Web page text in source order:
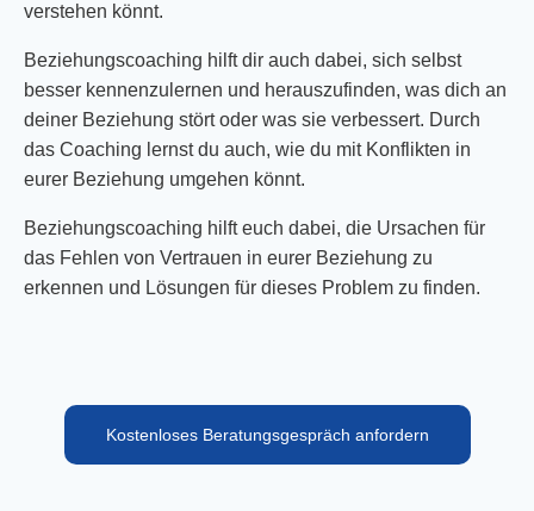
verstehen könnt.
Beziehungscoaching hilft dir auch dabei, sich selbst
besser kennenzulernen und herauszufinden, was dich an
deiner Beziehung stört oder was sie verbessert. Durch
das Coaching lernst du auch, wie du mit Konflikten in
eurer Beziehung umgehen könnt.
Beziehungscoaching hilft euch dabei, die Ursachen für
das Fehlen von Vertrauen in eurer Beziehung zu
erkennen und Lösungen für dieses Problem zu finden.
Kostenloses Beratungsgespräch anfordern